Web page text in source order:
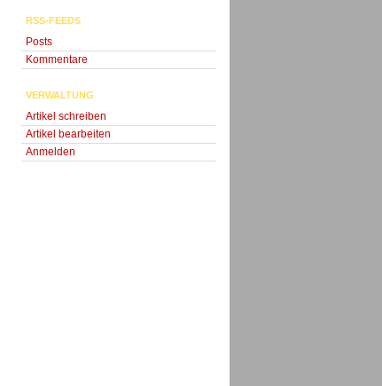
RSS-FEEDS
Posts
Kommentare
VERWALTUNG
Artikel schreiben
Artikel bearbeiten
Anmelden